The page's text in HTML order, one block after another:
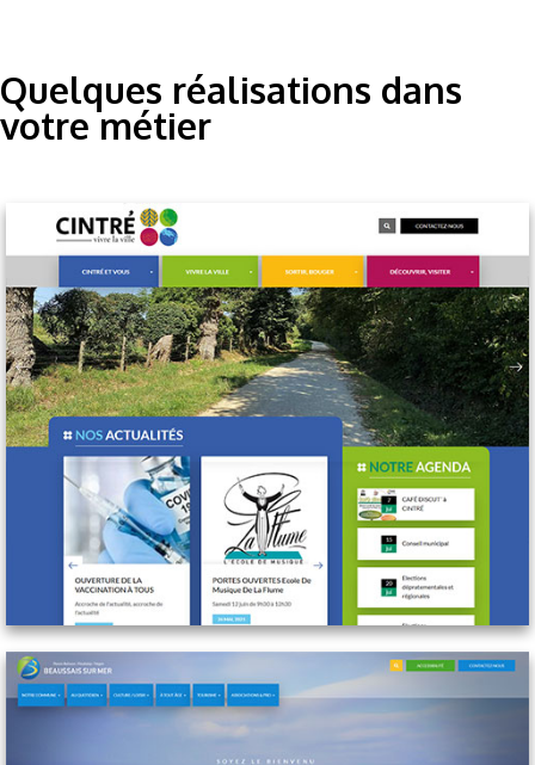
Quelques réalisations dans
votre métier